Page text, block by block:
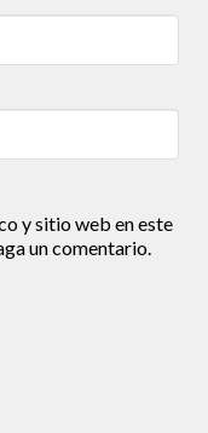
y sitio web en este
un comentario.